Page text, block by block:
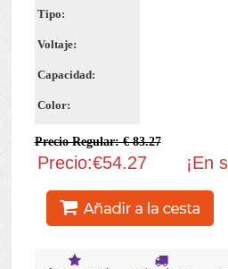
Tipo:
Voltaje:
Capacidad:
Color:
Precio Regular: € 83.27
Precio:€54.27 ¡En